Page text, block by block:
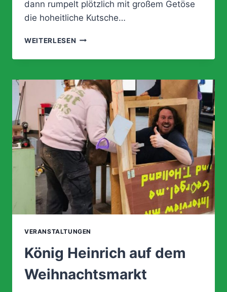
dann rumpelt plötzlich mit großem Getöse
die hoheitliche Kutsche…
WEITERLESEN WENN
KÖNIG
WEIHNACHTSMARKT
KAPERT
VERANSTALTUNGEN
König Heinrich auf dem
Weihnachtsmarkt